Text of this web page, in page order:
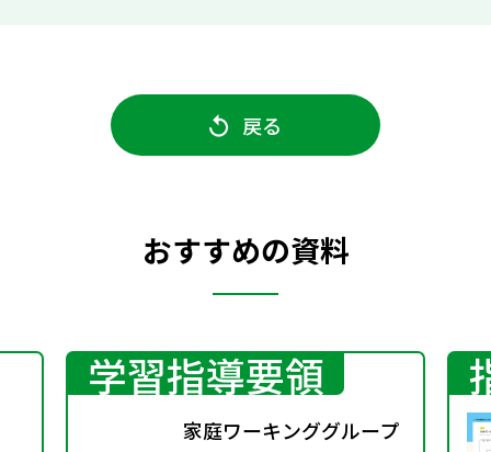
戻る
おすすめの資料
学習指導要領
家庭ワーキンググループ